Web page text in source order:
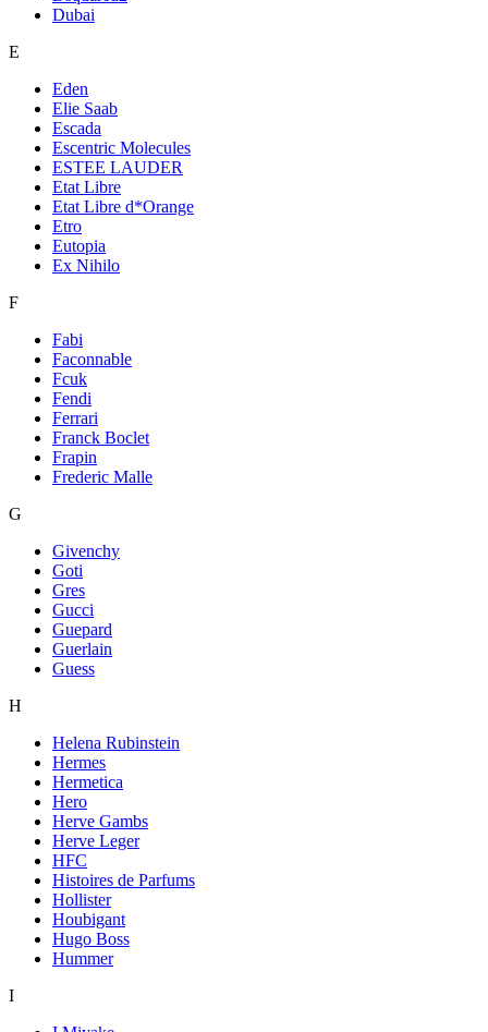
Dubai
E
Eden
Elie Saab
Escada
Escentric Molecules
ESTEE LAUDER
Etat Libre
Etat Libre d*Orange
Etro
Eutopia
Ex Nihilo
F
Fabi
Faconnable
Fcuk
Fendi
Ferrari
Franck Boclet
Frapin
Frederic Malle
G
Givenchy
Goti
Gres
Gucci
Guepard
Guerlain
Guess
H
Helena Rubinstein
Hermes
Hermetica
Hero
Herve Gambs
Herve Leger
HFC
Histoires de Parfums
Hollister
Houbigant
Hugo Boss
Hummer
I